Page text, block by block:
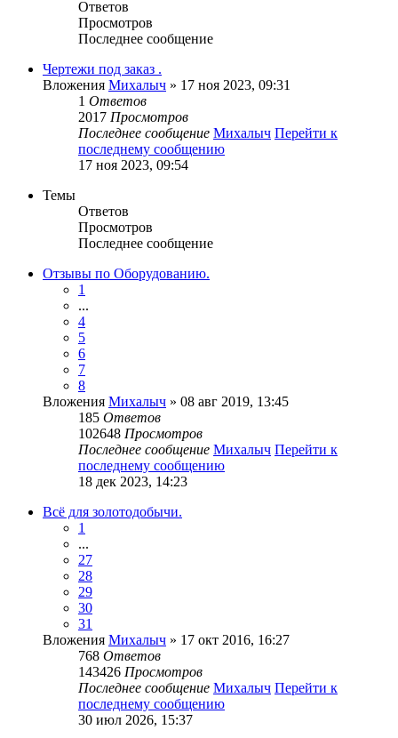
Ответов
Просмотров
Последнее сообщение
Чертежи под заказ .
Вложения Михалыч » 17 ноя 2023, 09:31
1 Ответов
2017 Просмотров
Последнее сообщение Михалыч Перейти к
последнему сообщению
17 ноя 2023, 09:54
Темы
Ответов
Просмотров
Последнее сообщение
Отзывы по Оборудованию.
1
...
4
5
6
7
8
Вложения Михалыч » 08 авг 2019, 13:45
185 Ответов
102648 Просмотров
Последнее сообщение Михалыч Перейти к
последнему сообщению
18 дек 2023, 14:23
Всё для золотодобычи.
1
...
27
28
29
30
31
Вложения Михалыч » 17 окт 2016, 16:27
768 Ответов
143426 Просмотров
Последнее сообщение Михалыч Перейти к
последнему сообщению
30 июл 2026, 15:37